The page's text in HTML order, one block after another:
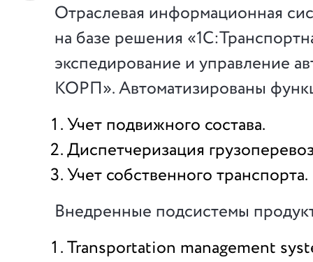
Отраслевая информационная
на базе решения
экспедирование и управление
КОРП». Автоматизированы
Учет подвижного состава.
Диспетчеризация
Учет собственного транспорта.
Внедренные подсистемы
Transportation management